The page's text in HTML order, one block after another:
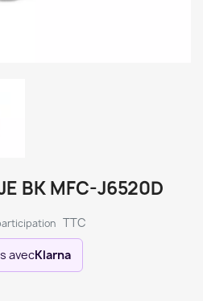
BK MFC-J6520D
TTC
avecKlarna